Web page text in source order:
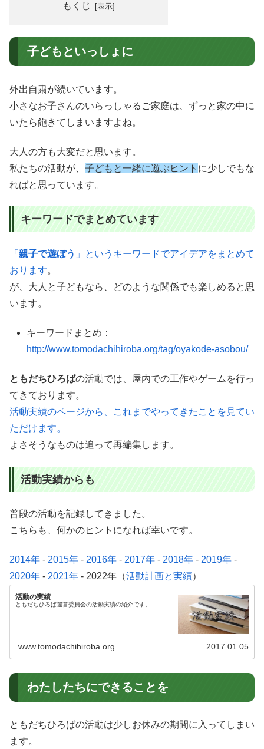
もくじ
子どもといっしょに
外出自粛が続いています。
小さなお子さんのいらっしゃるご家庭は、ずっと家の中に
いたら飽きてしまいますよね。
大人の方も大変だと思います。
私たちの活動が、 子どもと一緒に遊ぶヒント に少しでもな
ればと思っています。
キーワードでまとめています
「 親子で遊ぼう 」というキーワードでアイデアをまとめて
おります。
が、大人と子どもなら、どのような関係でも楽しめると思
います。
キーワードまとめ：
http://www.tomodachihiroba.org/tag/oyakode-asobou/
ともだちひろばの活動では、屋内での工作やゲームを行っ
てきております。
活動実績のページから、これまでやってきたことを見てい
ただけます。
よさそうなものは追って再編集します。
活動実績からも
普段の活動を記録してきました。
こちらも、何かのヒントになれば幸いです。
2014年 - 2015年 - 2016年 - 2017年 - 2018年 - 2019年 -
2020年 - 2021年 - 2022年（活動計画と実績）
活動の実績
ともだちひろば運営委員会の活動実績の紹介です。
www.tomodachihiroba.org 2017.01.05
わたしたちにできることを
ともだちひろばの活動は少しお休みの期間に入ってしまい
ます。